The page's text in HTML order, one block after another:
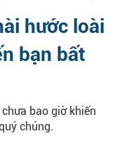
hước loài
bạn bất
bao giờ khiến
chúng.